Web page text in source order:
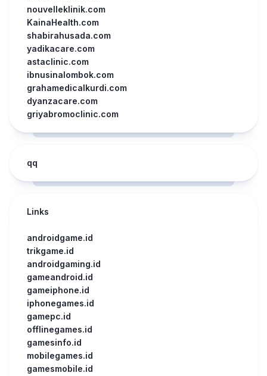
nouvelleklinik.com
KainaHealth.com
shabirahusada.com
yadikacare.com
astaclinic.com
ibnusinalombok.com
grahamedicalkurdi.com
dyanzacare.com
griyabromoclinic.com
qq
Links
androidgame.id
trikgame.id
androidgaming.id
gameandroid.id
gameiphone.id
iphonegames.id
gamepc.id
offlinegames.id
gamesinfo.id
mobilegames.id
gamesmobile.id